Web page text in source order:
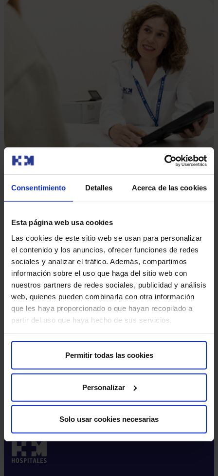
Consentimiento Detalles Acerca de las cookies
Esta página web usa cookies
Las cookies de este sitio web se usan para personalizar
el contenido y los anuncios, ofrecer funciones de redes
sociales y analizar el tráfico. Además, compartimos
información sobre el uso que haga del sitio web con
nuestros partners de redes sociales, publicidad y análisis
web, quienes pueden combinarla con otra información
que les haya proporcionado o que hayan recopilado a
partir del uso que haya hecho de sus servicios.
Permitir todas las cookies
Personalizar
Solo usar cookies necesarias
Os nosos médicos
Consulta e pide cita cos profesionais desta especialidade
Pide unha cita